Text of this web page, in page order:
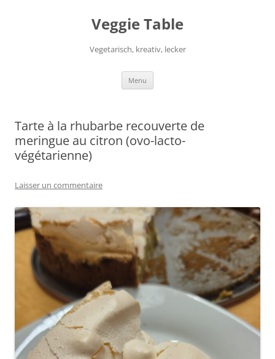
Veggie Table
Vegetarisch, kreativ, lecker
Menu
Tarte à la rhubarbe recouverte de
meringue au citron (ovo-lacto-
végétarienne)
Laisser un commentaire